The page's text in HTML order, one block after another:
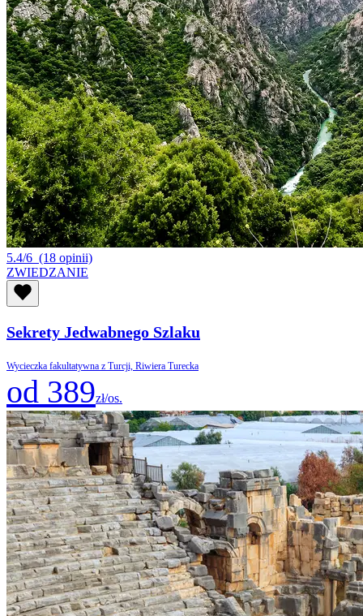
5.4/6 (18 opinii)
ZWIEDZANIE
Sekrety Jedwabnego Szlaku
Wycieczka fakultatywna z Turcji, Riwiera Turecka
od 389zł/os.